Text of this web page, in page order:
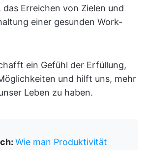
Erreichen von Zielen und
einer gesunden Work-
ein Gefühl der Erfüllung,
und hilft uns, mehr
Leben zu haben.
Wie man Produktivität